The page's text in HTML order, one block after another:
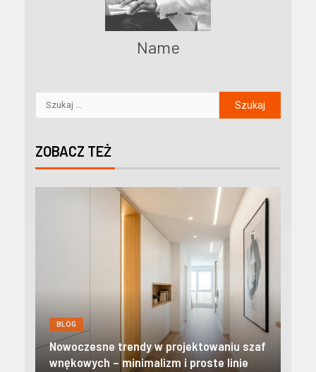
Name
ZOBACZ TEŻ
Nowoczesne apartamenty w Zakopanem:
Odkryj prestiżowy standard i pełną
niezależność w Tatrach